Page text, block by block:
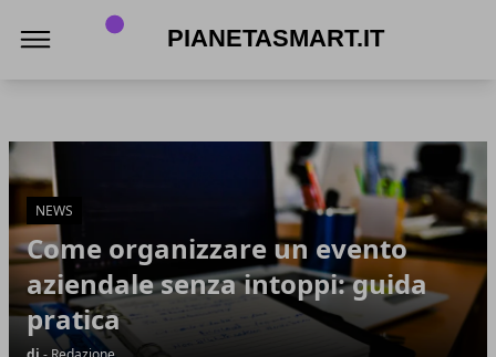
Articoli in Evidenza
NEWS
Come organizzare un evento
aziendale senza intoppi: guida
pratica